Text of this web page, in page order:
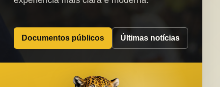
Documentos públicos Últimas notícias